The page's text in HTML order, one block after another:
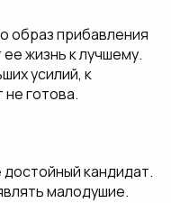
образ прибавления
жизнь к лучшему.
усилий, к
готова.
кандидат.
малодушие.